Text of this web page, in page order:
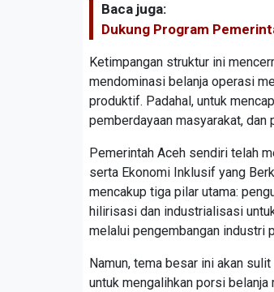
Baca juga:
Dukung Program
Ketimpangan struktur ini
mendominasi belanja operasi
produktif. Padahal, untuk
pemberdayaan masyarakat,
Pemerintah Aceh sendiri telah
serta Ekonomi Inklusif yang
mencakup tiga pilar utama:
hilirisasi dan industrialisasi
melalui pengembangan industri
Namun, tema besar ini akan
untuk mengalihkan porsi